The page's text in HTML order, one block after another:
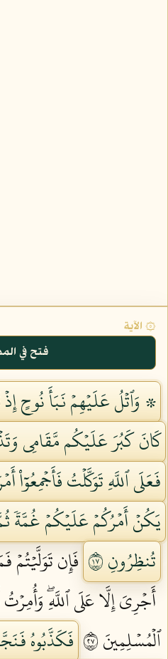
۞ الآية
فتح في
۞ وَٱتۡلُ عَلَيۡهِمۡ نَبَأَ نُوحٍ
كَانَ كَبُرَ عَلَيۡكُم مَّقَامِي
فَعَلَى ٱللَّهِ تَوَكَّلۡتُ فَأَجۡمِعُوٓاْ
يَكُنۡ أَمۡرُكُمۡ عَلَيۡكُمۡ غُمَّةٗ
تُنظِرُونِ ٧١
فَإِن
أَجۡرِيَ إِلَّا عَلَى ٱللَّهِۖ
ٱلۡمُسۡلِمِينَ ٧٢
فَكَذَّبُوهُ